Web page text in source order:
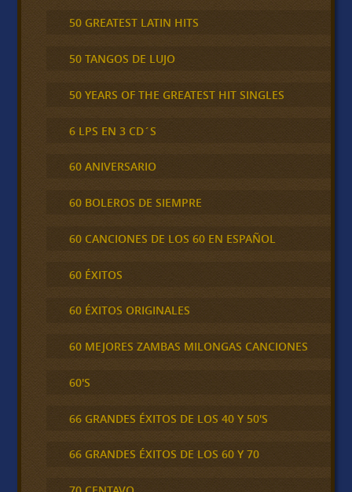
50 GREATEST LATIN HITS
50 TANGOS DE LUJO
50 YEARS OF THE GREATEST HIT SINGLES
6 LPS EN 3 CD´S
60 ANIVERSARIO
60 BOLEROS DE SIEMPRE
60 CANCIONES DE LOS 60 EN ESPAÑOL
60 ÉXITOS
60 ÉXITOS ORIGINALES
60 MEJORES ZAMBAS MILONGAS CANCIONES
60'S
66 GRANDES ÉXITOS DE LOS 40 Y 50'S
66 GRANDES ÉXITOS DE LOS 60 Y 70